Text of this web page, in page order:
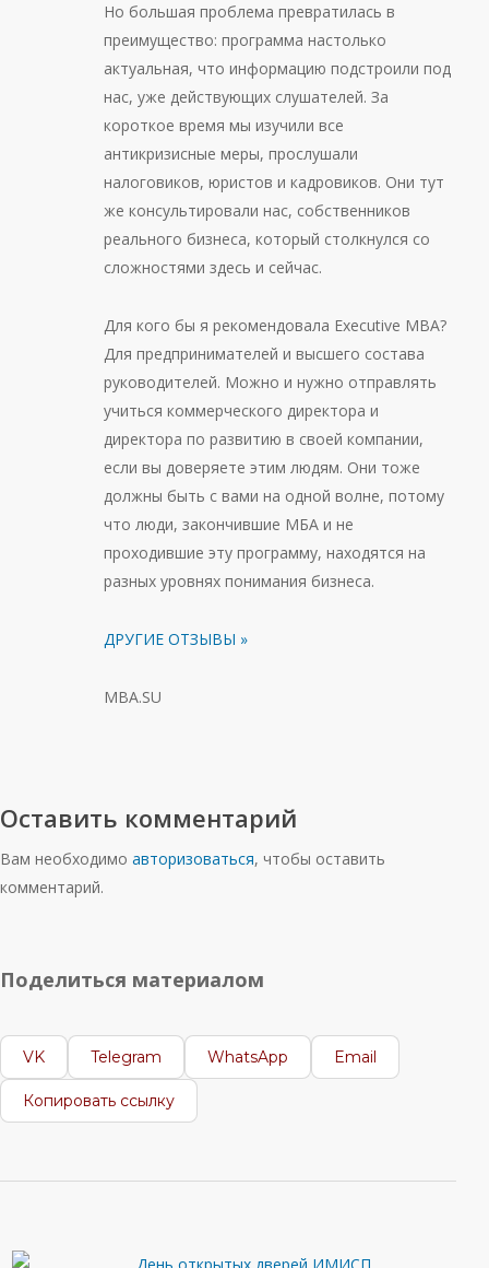
Но большая проблема превратилась в
преимущество: программа настолько
актуальная, что информацию подстроили под
нас, уже действующих слушателей. За
короткое время мы изучили все
антикризисные меры, прослушали
налоговиков, юристов и кадровиков. Они тут
же консультировали нас, собственников
реального бизнеса, который столкнулся со
сложностями здесь и сейчас.
Для кого бы я рекомендовала Executive MBA?
Для предпринимателей и высшего состава
руководителей. Можно и нужно отправлять
учиться коммерческого директора и
директора по развитию в своей компании,
если вы доверяете этим людям. Они тоже
должны быть с вами на одной волне, потому
что люди, закончившие МБА и не
проходившие эту программу, находятся на
разных уровнях понимания бизнеса.
ДРУГИЕ ОТЗЫВЫ »
MBA.SU
Оставить комментарий
Вам необходимо авторизоваться, чтобы оставить
комментарий.
Поделиться материалом
VK Telegram WhatsApp Email
Копировать ссылку